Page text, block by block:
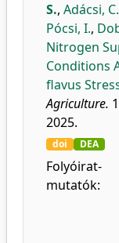
S., Adácsi, C.
Pócsi, I.,
Nitrogen
Conditions
flavus
Agriculture.
2025.
doi DEA
Folyóirat-
mutatók: